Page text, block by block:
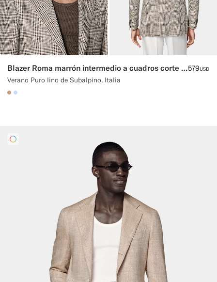
Blazer Roma marrón intermedio a cuadros corte Relaxed
Verano Puro lino de Subalpino, Italia
579USD
#C4A181
#CCDCF9